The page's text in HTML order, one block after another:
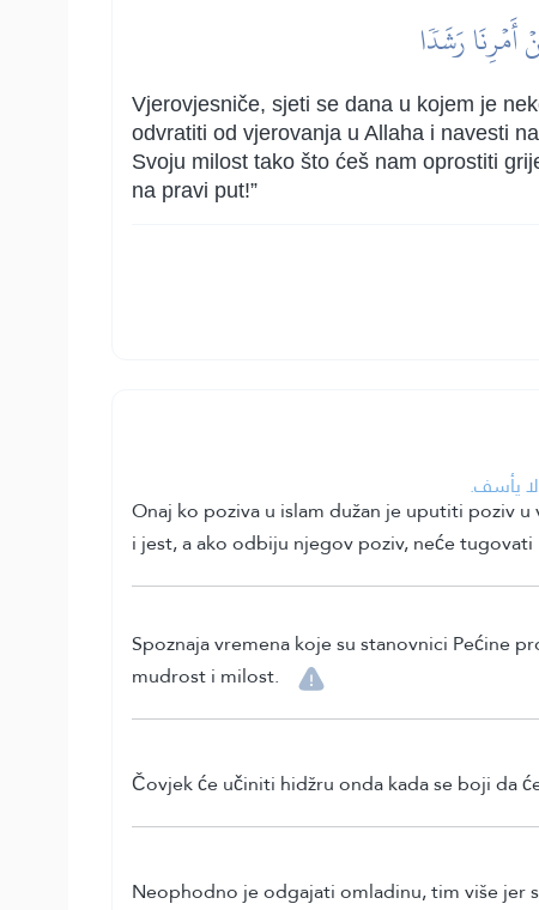
رَشَدٗا
Vjerovjesniče, sjeti se dana u kojem je
odvratiti od vjerovanja u Allaha i navesti
Svoju milost tako što ćeš nam oprostiti
na pravi put!”
يأسف.
Onaj ko poziva u islam dužan je uputiti poziv
i jest, a ako odbiju njegov poziv, neće
Spoznaja vremena koje su stanovnici Pećine
mudrost i milost.
Čovjek će učiniti hidžru onda kada se boji da
Neophodno je odgajati omladinu, tim više jer